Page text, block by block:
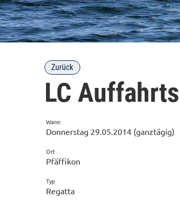
Zurück
LC
Wann
Donnerstag 29.05.2014 (ganztägig)
Ort
Pfäffikon
Typ
Regatta